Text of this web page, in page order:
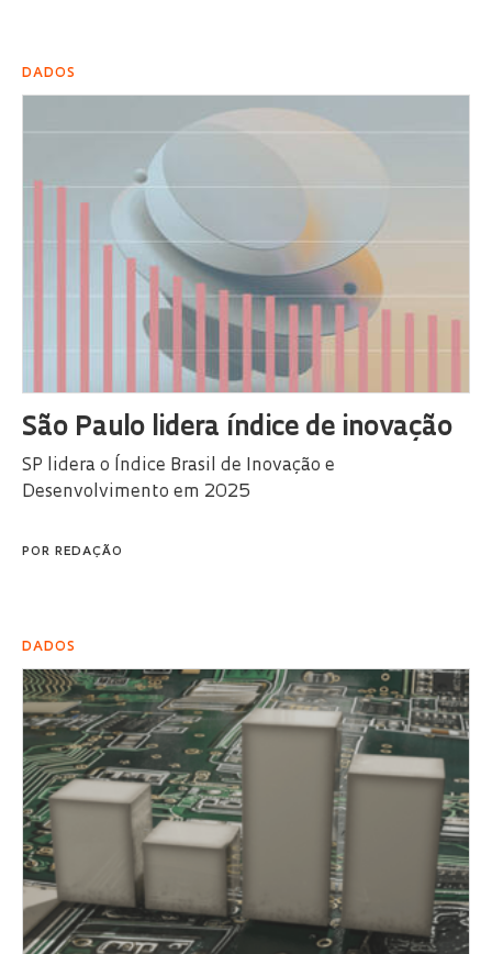
DADOS
São Paulo lidera índice de inovação
SP lidera o Índice Brasil de Inovação e
Desenvolvimento em 2025
POR REDAÇÃO
DADOS